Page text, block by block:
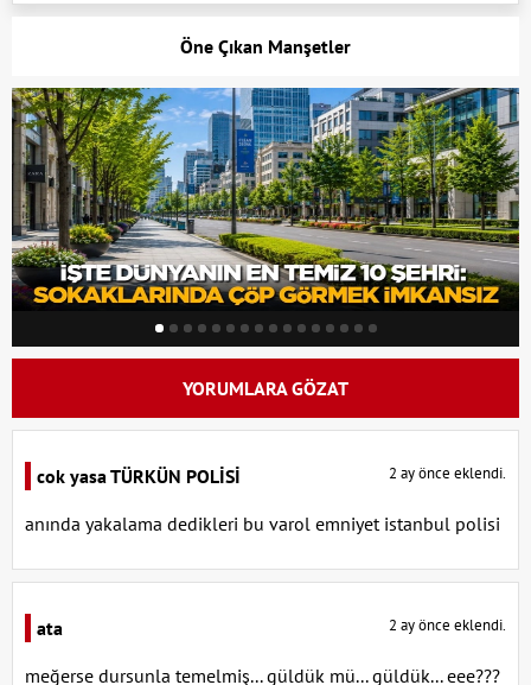
Öne Çıkan Manşetler
YORUMLARA GÖZAT
cok yasa TÜRKÜN POLİSİ 2 ay önce eklendi.
anında yakalama dedikleri bu varol emniyet istanbul polisi
ata 2 ay önce eklendi.
meğerse dursunla temelmiş... güldük mü... güldük... eee???